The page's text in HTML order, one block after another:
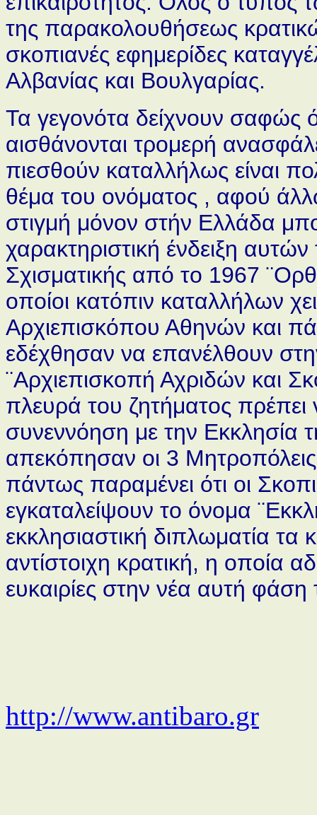
της παρακολουθήσεως
σκοπιανές εφημερίδες
Αλβανίας και Βουλγαρίας.
Τα γεγονότα δείχνουν σαφώς
αισθάνονται τρομερή
πιεσθούν καταλλήλως είναι
θέμα του ονόματος , αφού
στιγμή μόνον στήν Ελλάδα
χαρακτηριστική ένδειξη
Σχισματικής από το 1967
οποίοι κατόπιν καταλλήλων
Αρχιεπισκόπου Αθηνών και
εδέχθησαν να επανέλθουν
¨Αρχιεπισκοπή Αχριδών και
πλευρά του ζητήματος πρέπει
συνεννόηση με την Εκκλησία
απεκόπησαν οι 3
πάντως παραμένει ότι οι
εγκαταλείψουν το όνομα
εκκλησιαστική διπλωματία
αντίστοιχη κρατική, η οποία
ευκαιρίες στην νέα αυτή
http://www.antibaro.gr